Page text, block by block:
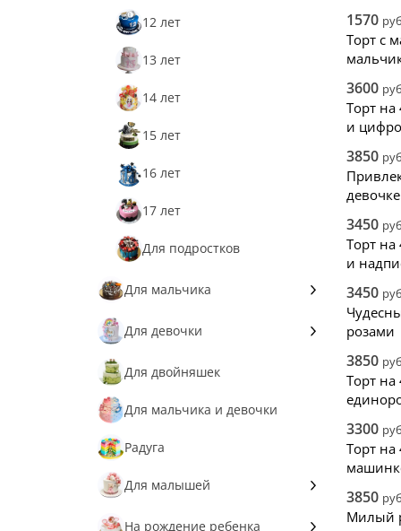
12 лет
13 лет
14 лет
15 лет
16 лет
17 лет
Для подростков
Для мальчика
Пираты
Робот
Паровозик
Для девочки
Слайм
Нежные
Принцессе
Фея
Для двойняшек
Для мальчика и девочки
Радуга
Для малышей
Ангел
На рождение ребенка
1570
Торт с
3600
Торт на
и
3850
3450
Торт на
и
3450
розами
3850
Торт на
3300
Торт
3850
Милый